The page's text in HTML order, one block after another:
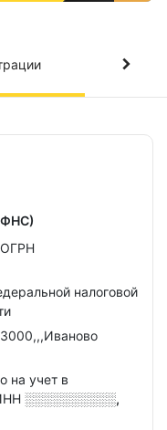
ОГРН
налоговой
на учет в
░░░░░░░░░░,